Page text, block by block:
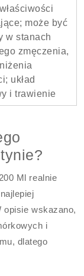
może być
w stanach
zmęczenia,
układ
i trawienie
Ml realnie
opisie wskazano,
i
dlatego